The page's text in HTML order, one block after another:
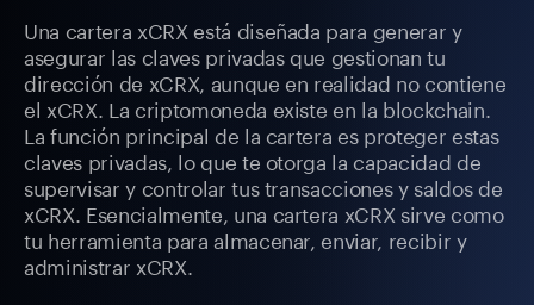
Una cartera xCRX está diseñada para generar y
asegurar las claves privadas que gestionan tu
dirección de xCRX, aunque en realidad no contiene
el xCRX. La criptomoneda existe en la blockchain.
La función principal de la cartera es proteger estas
claves privadas, lo que te otorga la capacidad de
supervisar y controlar tus transacciones y saldos de
xCRX. Esencialmente, una cartera xCRX sirve como
tu herramienta para almacenar, enviar, recibir y
administrar xCRX.